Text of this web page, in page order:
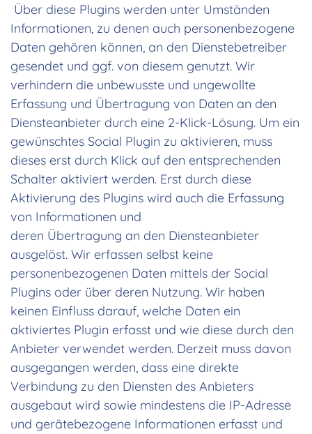
Über diese Plugins werden unter Umständen
Informationen, zu denen auch personenbezogene
Daten gehören können, an den Dienstebetreiber
gesendet und ggf. von diesem genutzt. Wir
verhindern die unbewusste und ungewollte
Erfassung und Übertragung von Daten an den
Diensteanbieter durch eine 2-Klick-Lösung. Um ein
gewünschtes Social Plugin zu aktivieren, muss
dieses erst durch Klick auf den entsprechenden
Schalter aktiviert werden. Erst durch diese
Aktivierung des Plugins wird auch die Erfassung
von Informationen und
deren Übertragung an den Diensteanbieter
ausgelöst. Wir erfassen selbst keine
personenbezogenen Daten mittels der Social
Plugins oder über deren Nutzung. Wir haben
keinen Einfluss darauf, welche Daten ein
aktiviertes Plugin erfasst und wie diese durch den
Anbieter verwendet werden. Derzeit muss davon
ausgegangen werden, dass eine direkte
Verbindung zu den Diensten des Anbieters
ausgebaut wird sowie mindestens die IP-Adresse
und gerätebezogene Informationen erfasst und